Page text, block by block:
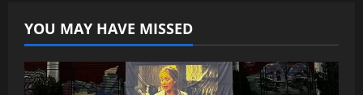
YOU MAY HAVE MISSED